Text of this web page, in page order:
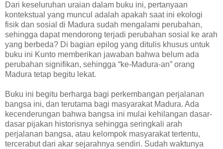
Dari keseluruhan uraian dalam buku ini, pertanyaan
kontekstual yang muncul adalah apakah saat ini ekologi
fisik dan sosial di Madura sudah mengalami perubahan,
sehingga dapat mendorong terjadi perubahan sosial ke arah
yang berbeda? Di bagian epilog yang ditulis khusus untuk
buku ini Kunto memberikan jawaban bahwa belum ada
perubahan signifikan, sehingga “ke-Madura-an” orang
Madura tetap begitu lekat.
Buku ini begitu berharga bagi perkembangan perjalanan
bangsa ini, dan terutama bagi masyarakat Madura. Ada
kecenderungan bahwa bangsa ini mulai kehilangan dasar-
dasar pijakan historisnya sehingga seringkali arah
perjalanan bangsa, atau kelompok masyarakat tertentu,
tercerabut dari akar sejarahnya sendiri. Sudah waktunya